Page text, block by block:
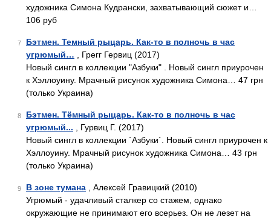
художника Симона Кудрански, захватывающий сюжет и…
106 руб
7
Бэтмен. Темный рыцарь. Как-то в полночь в час
угрюмый… , Грегг Гервиц (2017)
Новый сингл в коллекции "Азбуки" . Новый сингл приурочен
к Хэллоуину. Мрачный рисунок художника Симона… 47 грн
(только Украина)
8
Бэтмен. Тёмный рыцарь. Как-то в полночь в час
угрюмый... , Гурвиц Г. (2017)
Новый сингл в коллекции `Азбуки`. Новый сингл приурочен к
Хэллоуину. Мрачный рисунок художника Симона… 43 грн
(только Украина)
9 В зоне тумана , Алексей Гравицкий (2010)
Угрюмый - удачливый сталкер со стажем, однако
окружающие не принимают его всерьез. Он не лезет на